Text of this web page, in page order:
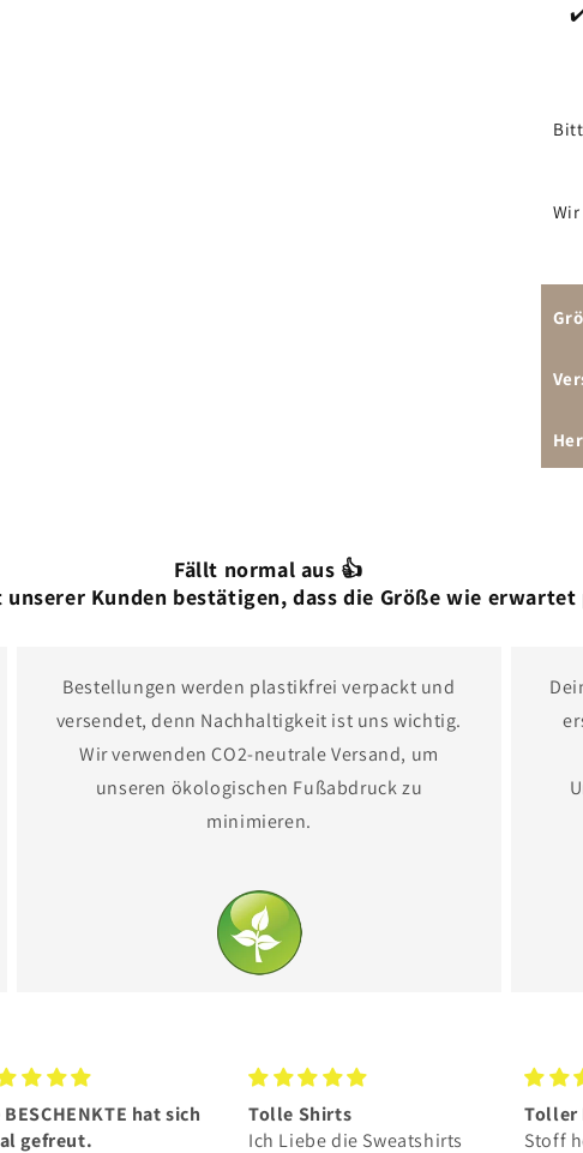
Fällt normal aus 👍
unserer Kunden bestätigen, dass die Größe wie erwartet
Bestellungen werden plastikfrei verpackt und
versendet, denn Nachhaltigkeit ist uns wichtig.
Wir verwenden CO2-neutrale Versand, um
unseren ökologischen Fußabdruck zu
minimieren.
Shirts
die Sweatshirts
Toller Hoodie
Stoff hervorragend ❤️ passt